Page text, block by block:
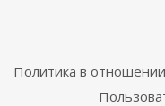
Политика в